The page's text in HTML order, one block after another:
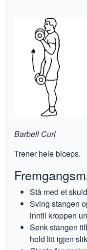
Barbell Curl
Trener hele biceps.
Stå med et
Sving stangen
inntil kroppen
Senk stangen
hold litt igjen